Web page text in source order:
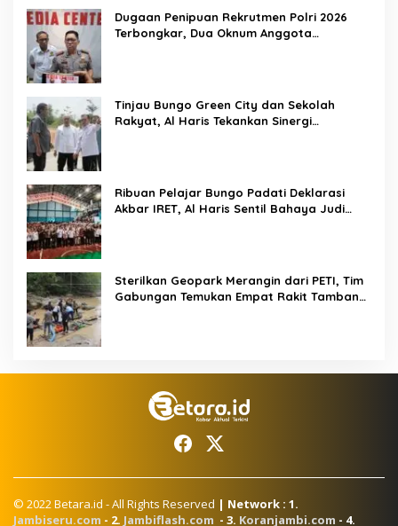
Dugaan Penipuan Rekrutmen Polri 2026
Terbongkar, Dua Oknum Anggota
Tinjau Bungo Green City dan Sekolah
Rakyat, Al Haris Tekankan Sinergi
Ribuan Pelajar Bungo Padati Deklarasi
Akbar IRET, Al Haris Sentil Bahaya Judi
Sterilkan Geopark Merangin dari PETI, Tim
Gabungan Temukan Empat Rakit Tambang
© 2022 Betara.id - All Rights Reserved | Network : 1.
Jambiseru.com - 2. Jambiflash.com - 3. Koranjambi.com - 4.